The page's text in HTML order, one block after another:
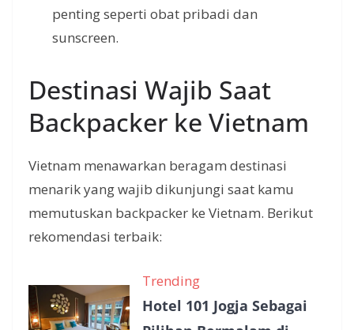
penting seperti obat pribadi dan
sunscreen.
Destinasi Wajib Saat
Backpacker ke Vietnam
Vietnam menawarkan beragam destinasi
menarik yang wajib dikunjungi saat kamu
memutuskan backpacker ke Vietnam. Berikut
rekomendasi terbaik:
Trending
Hotel 101 Jogja Sebagai